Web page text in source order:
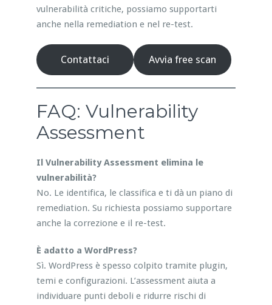
vulnerabilità critiche, possiamo supportarti
anche nella remediation e nel re-test.
Contattaci Avvia free scan
FAQ: Vulnerability
Assessment
Il Vulnerability Assessment elimina le
vulnerabilità?
No. Le identifica, le classifica e ti dà un piano di
remediation. Su richiesta possiamo supportare
anche la correzione e il re-test.
È adatto a WordPress?
Sì. WordPress è spesso colpito tramite plugin,
temi e configurazioni. L’assessment aiuta a
individuare punti deboli e ridurre rischi di